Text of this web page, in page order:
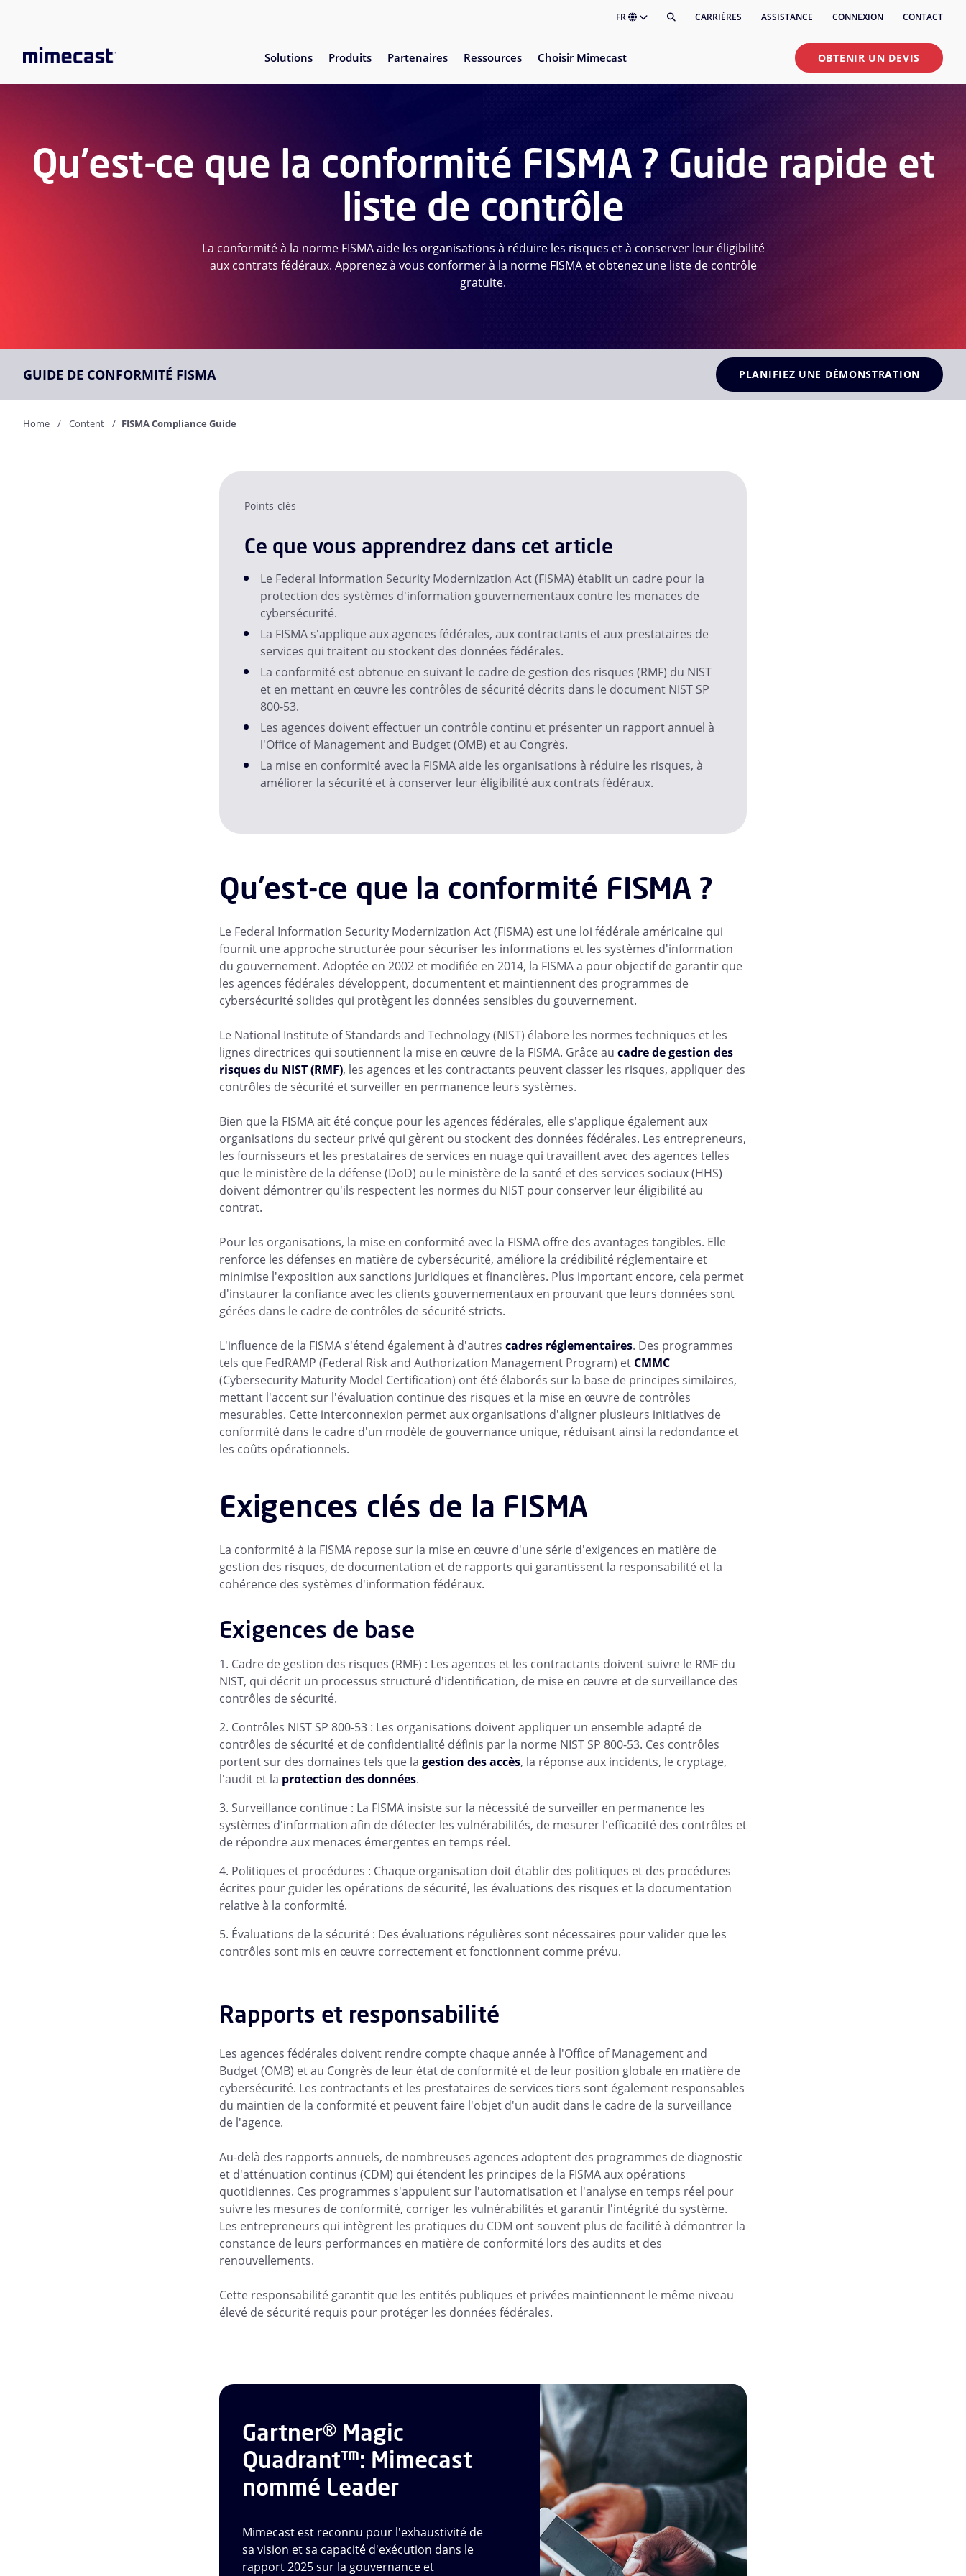
FR CARRIÈRES ASSISTANCE CONNEXION CONTACT
Solutions Produits Partenaires Ressources Choisir Mimecast OBTENIR UN DEVIS
Qu'est-ce que la conformité FISMA ? Guide rapide et
liste de contrôle
La conformité à la norme FISMA aide les organisations à réduire les risques et à conserver leur éligibilité
aux contrats fédéraux. Apprenez à vous conformer à la norme FISMA et obtenez une liste de contrôle
gratuite.
GUIDE DE CONFORMITÉ FISMA PLANIFIEZ UNE DÉMONSTRATION
Home Content FISMA Compliance Guide
Points clés
Ce que vous apprendrez dans cet article
Le Federal Information Security Modernization Act (FISMA) établit un cadre pour la
protection des systèmes d'information gouvernementaux contre les menaces de
cybersécurité.
La FISMA s'applique aux agences fédérales, aux contractants et aux prestataires de
services qui traitent ou stockent des données fédérales.
La conformité est obtenue en suivant le cadre de gestion des risques (RMF) du NIST
et en mettant en œuvre les contrôles de sécurité décrits dans le document NIST SP
800-53.
Les agences doivent effectuer un contrôle continu et présenter un rapport annuel à
l'Office of Management and Budget (OMB) et au Congrès.
La mise en conformité avec la FISMA aide les organisations à réduire les risques, à
améliorer la sécurité et à conserver leur éligibilité aux contrats fédéraux.
Qu'est-ce que la conformité FISMA ?
Le Federal Information Security Modernization Act (FISMA) est une loi fédérale américaine qui
fournit une approche structurée pour sécuriser les informations et les systèmes d'information
du gouvernement. Adoptée en 2002 et modifiée en 2014, la FISMA a pour objectif de garantir que
les agences fédérales développent, documentent et maintiennent des programmes de
cybersécurité solides qui protègent les données sensibles du gouvernement.
Le National Institute of Standards and Technology (NIST) élabore les normes techniques et les
lignes directrices qui soutiennent la mise en œuvre de la FISMA. Grâce au cadre de gestion des
risques du NIST (RMF), les agences et les contractants peuvent classer les risques, appliquer des
contrôles de sécurité et surveiller en permanence leurs systèmes.
Bien que la FISMA ait été conçue pour les agences fédérales, elle s'applique également aux
organisations du secteur privé qui gèrent ou stockent des données fédérales. Les entrepreneurs,
les fournisseurs et les prestataires de services en nuage qui travaillent avec des agences telles
que le ministère de la défense (DoD) ou le ministère de la santé et des services sociaux (HHS)
doivent démontrer qu'ils respectent les normes du NIST pour conserver leur éligibilité au
contrat.
Pour les organisations, la mise en conformité avec la FISMA offre des avantages tangibles. Elle
renforce les défenses en matière de cybersécurité, améliore la crédibilité réglementaire et
minimise l'exposition aux sanctions juridiques et financières. Plus important encore, cela permet
d'instaurer la confiance avec les clients gouvernementaux en prouvant que leurs données sont
gérées dans le cadre de contrôles de sécurité stricts.
L'influence de la FISMA s'étend également à d'autres cadres réglementaires. Des programmes
tels que FedRAMP (Federal Risk and Authorization Management Program) et CMMC
(Cybersecurity Maturity Model Certification) ont été élaborés sur la base de principes similaires,
mettant l'accent sur l'évaluation continue des risques et la mise en œuvre de contrôles
mesurables. Cette interconnexion permet aux organisations d'aligner plusieurs initiatives de
conformité dans le cadre d'un modèle de gouvernance unique, réduisant ainsi la redondance et
les coûts opérationnels.
Exigences clés de la FISMA
La conformité à la FISMA repose sur la mise en œuvre d'une série d'exigences en matière de
gestion des risques, de documentation et de rapports qui garantissent la responsabilité et la
cohérence des systèmes d'information fédéraux.
Exigences de base
Cadre de gestion des risques (RMF) : Les agences et les contractants doivent suivre le RMF du
NIST, qui décrit un processus structuré d'identification, de mise en œuvre et de surveillance des
contrôles de sécurité.
Contrôles NIST SP 800-53 : Les organisations doivent appliquer un ensemble adapté de
contrôles de sécurité et de confidentialité définis par la norme NIST SP 800-53. Ces contrôles
portent sur des domaines tels que la gestion des accès, la réponse aux incidents, le cryptage,
l'audit et la protection des données.
Surveillance continue : La FISMA insiste sur la nécessité de surveiller en permanence les
systèmes d'information afin de détecter les vulnérabilités, de mesurer l'efficacité des contrôles et
de répondre aux menaces émergentes en temps réel.
Politiques et procédures : Chaque organisation doit établir des politiques et des procédures
écrites pour guider les opérations de sécurité, les évaluations des risques et la documentation
relative à la conformité.
Évaluations de la sécurité : Des évaluations régulières sont nécessaires pour valider que les
contrôles sont mis en œuvre correctement et fonctionnent comme prévu.
Rapports et responsabilité
Les agences fédérales doivent rendre compte chaque année à l'Office of Management and
Budget (OMB) et au Congrès de leur état de conformité et de leur position globale en matière de
cybersécurité. Les contractants et les prestataires de services tiers sont également responsables
du maintien de la conformité et peuvent faire l'objet d'un audit dans le cadre de la surveillance
de l'agence.
Au-delà des rapports annuels, de nombreuses agences adoptent des programmes de diagnostic
et d'atténuation continus (CDM) qui étendent les principes de la FISMA aux opérations
quotidiennes. Ces programmes s'appuient sur l'automatisation et l'analyse en temps réel pour
suivre les mesures de conformité, corriger les vulnérabilités et garantir l'intégrité du système.
Les entrepreneurs qui intègrent les pratiques du CDM ont souvent plus de facilité à démontrer la
constance de leurs performances en matière de conformité lors des audits et des
renouvellements.
Cette responsabilité garantit que les entités publiques et privées maintiennent le même niveau
élevé de sécurité requis pour protéger les données fédérales.
Gartner® Magic
Quadrant™: Mimecast
nommé Leader
Mimecast est reconnu pour l'exhaustivité de
sa vision et sa capacité d'exécution dans le
rapport 2025 sur la gouvernance et